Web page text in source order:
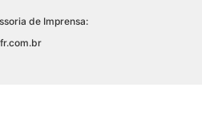
de Imprensa: